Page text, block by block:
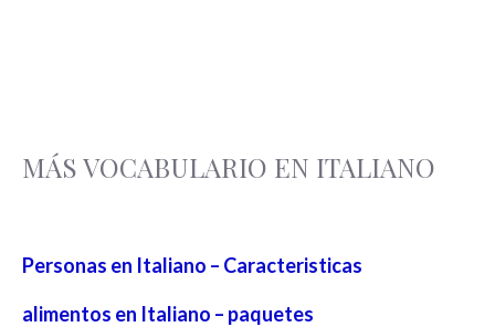
MÁS VOCABULARIO EN ITALIANO
Personas en Italiano – Caracteristicas
alimentos en Italiano – paquetes